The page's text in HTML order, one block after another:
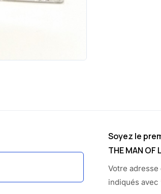
Soyez le
THE MAN OF
Votre
indiqués avec